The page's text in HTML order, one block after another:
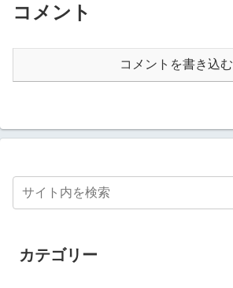
コメント
コメントを書き込む
カテゴリー